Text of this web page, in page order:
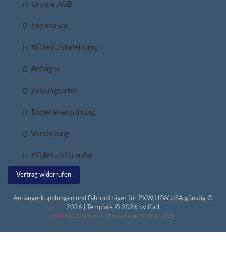
Unsere AGB
Impressum
Widerrufsbelehrung
Anfragen
Zahlungsarten
Batterieverordnung
Vorstellung
Widerrufsformular
Vertrag widerrufen
Anhängerkupplungen und Fahrradträger für PKW,LKW,USA günstig ©
2026 | Template © 2026 by Karl
mod ified eCommerce Shopsoftware © 2009-2026